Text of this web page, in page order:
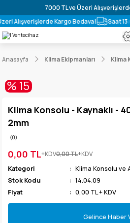
7000 TL ve Üzeri
Alışverişlerde Kargo Bedava!
Saat
Anasayfa Klima Ekipmanları Klima
Klima Konsolu - Kaynaklı -
2mm
(0)
0,00 TL+KDV0,00 TL+KDV
Kategori Klima Konsolu ve
Stok Kodu
14.04.09
Fiyat
0,00 TL + KDV
Gelince Haber